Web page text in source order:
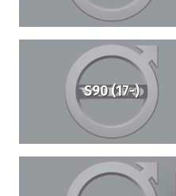
S90 (17-)